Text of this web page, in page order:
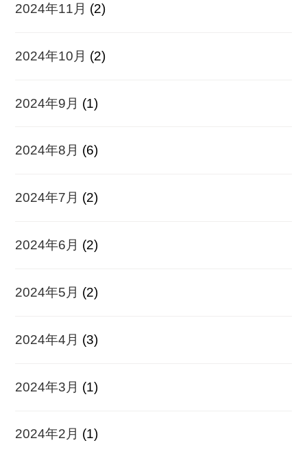
2024年11月 (2)
2024年10月 (2)
2024年9月 (1)
2024年8月 (6)
2024年7月 (2)
2024年6月 (2)
2024年5月 (2)
2024年4月 (3)
2024年3月 (1)
2024年2月 (1)